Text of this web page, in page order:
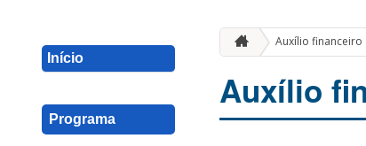
Início
Programa
Auxílio financeiro
Auxílio